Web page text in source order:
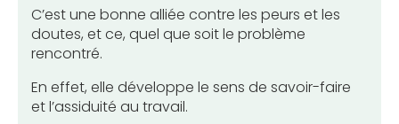
C’est une bonne alliée contre les peurs et les
doutes, et ce, quel que soit le problème
rencontré.
En effet, elle développe le sens de savoir-faire
et l’assiduité au travail.